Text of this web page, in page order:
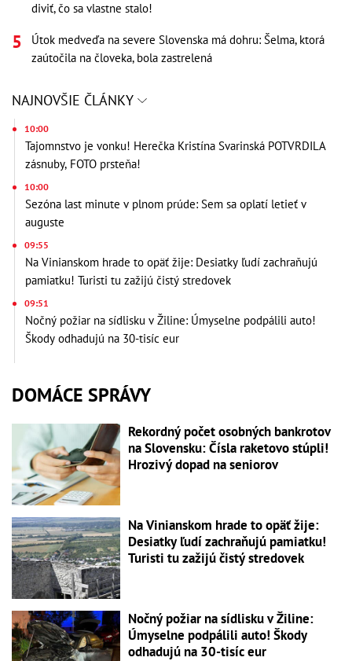
diviť, čo sa vlastne stalo!
Útok medveďa na severe Slovenska má dohru: Šelma, ktorá
zaútočila na človeka, bola zastrelená
NAJNOVŠIE ČLÁNKY
10:00
Tajomnstvo je vonku! Herečka Kristína Svarinská POTVRDILA
zásnuby, FOTO prsteňa!
10:00
Sezóna last minute v plnom prúde: Sem sa oplatí letieť v
auguste
09:55
Na Vinianskom hrade to opäť žije: Desiatky ľudí zachraňujú
pamiatku! Turisti tu zažijú čistý stredovek
09:51
Nočný požiar na sídlisku v Žiline: Úmyselne podpálili auto!
Škody odhadujú na 30-tisíc eur
DOMÁCE SPRÁVY
Rekordný počet osobných bankrotov
na Slovensku: Čísla raketovo stúpli!
Hrozivý dopad na seniorov
Na Vinianskom hrade to opäť žije:
Desiatky ľudí zachraňujú pamiatku!
Turisti tu zažijú čistý stredovek
Nočný požiar na sídlisku v Žiline:
Úmyselne podpálili auto! Škody
odhadujú na 30-tisíc eur